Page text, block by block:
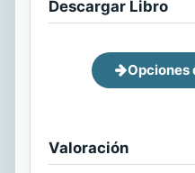
Descargar Libro
Opciones
Valoración